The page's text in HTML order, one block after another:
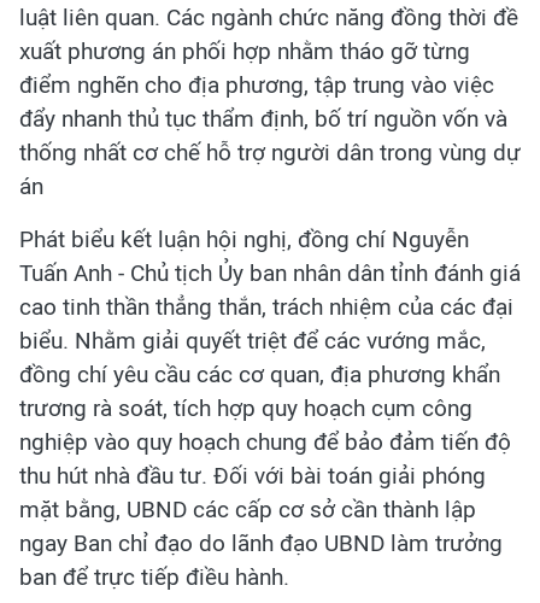
luật liên quan. Các ngành chức năng đồng thời đề
xuất phương án phối hợp nhằm tháo gỡ từng
điểm nghẽn cho địa phương, tập trung vào việc
đẩy nhanh thủ tục thẩm định, bố trí nguồn vốn và
thống nhất cơ chế hỗ trợ người dân trong vùng dự
án
Phát biểu kết luận hội nghị, đồng chí Nguyễn
Tuấn Anh - Chủ tịch Ủy ban nhân dân tỉnh đánh giá
cao tinh thần thẳng thắn, trách nhiệm của các đại
biểu. Nhằm giải quyết triệt để các vướng mắc,
đồng chí yêu cầu các cơ quan, địa phương khẩn
trương rà soát, tích hợp quy hoạch cụm công
nghiệp vào quy hoạch chung để bảo đảm tiến độ
thu hút nhà đầu tư. Đối với bài toán giải phóng
mặt bằng, UBND các cấp cơ sở cần thành lập
ngay Ban chỉ đạo do lãnh đạo UBND làm trưởng
ban để trực tiếp điều hành.